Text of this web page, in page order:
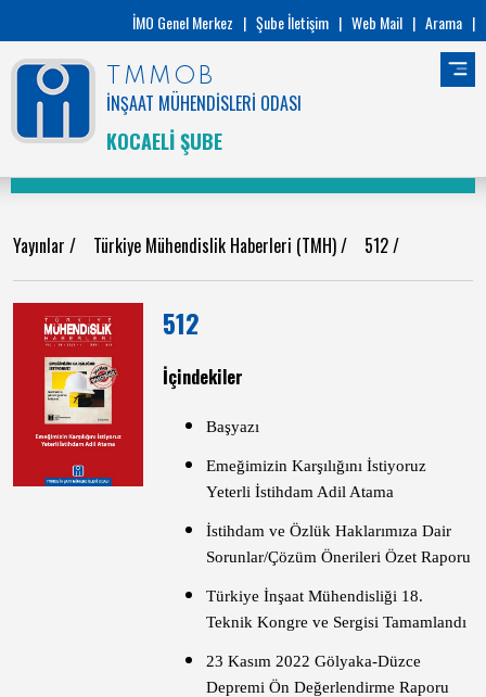
İMO Genel Merkez | Şube İletişim | Web Mail | Arama |
TMMOB
İNŞAAT MÜHENDİSLERİ ODASI
KOCAELİ ŞUBE
Yayınlar / Türkiye Mühendislik Haberleri (TMH)/ 512/
512
İçindekiler
Başyazı
Emeğimizin Karşılığını İstiyoruz
Yeterli İstihdam Adil Atama
İstihdam ve Özlük Haklarımıza Dair
Sorunlar/Çözüm Önerileri Özet Raporu
Türkiye İnşaat Mühendisliği 18.
Teknik Kongre ve Sergisi Tamamlandı
23 Kasım 2022 Gölyaka-Düzce
Depremi Ön Değerlendirme Raporu